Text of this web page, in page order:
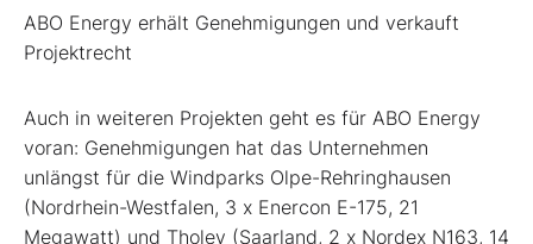
ABO Energy erhält Genehmigungen und verkauft
Projektrecht
Auch in weiteren Projekten geht es für ABO Energy
voran: Genehmigungen hat das Unternehmen
unlängst für die Windparks Olpe-Rehringhausen
(Nordrhein-Westfalen, 3 x Enercon E-175, 21
Megawatt) und Tholey (Saarland, 2 x Nordex N163, 14